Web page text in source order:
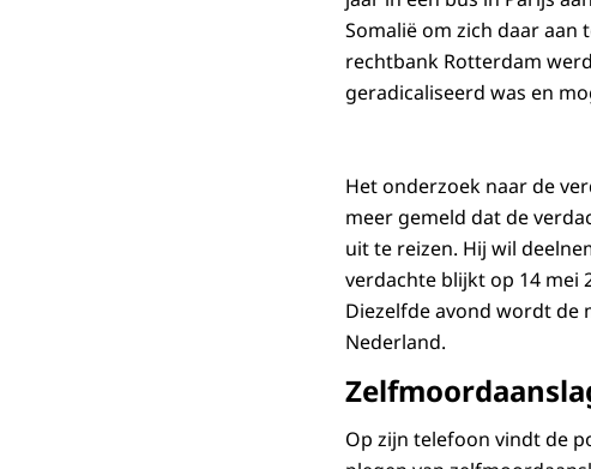
Somalië om zich daar aan
rechtbank Rotterdam
geradicaliseerd was en
Het onderzoek naar de
meer gemeld dat de
uit te reizen. Hij wil
verdachte blijkt op 14 mei
Diezelfde avond wordt de
Nederland.
Op zijn telefoon vindt de